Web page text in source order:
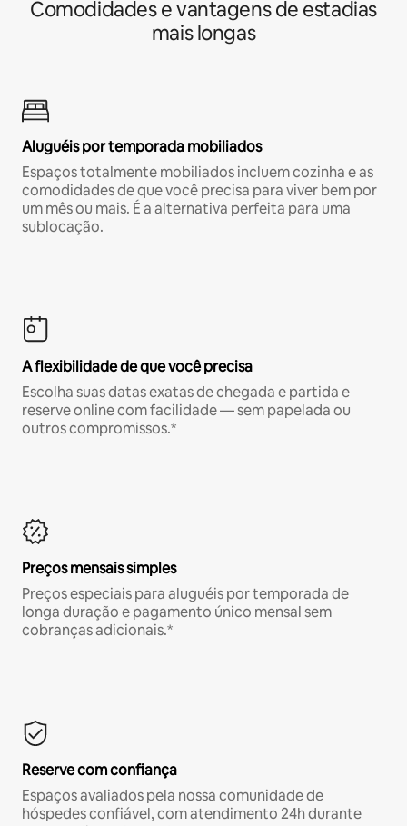
Comodidades e vantagens de estadias
mais longas
Aluguéis por temporada mobiliados
Espaços totalmente mobiliados incluem cozinha e as
comodidades de que você precisa para viver bem por
um mês ou mais. É a alternativa perfeita para uma
sublocação.
A flexibilidade de que você precisa
Escolha suas datas exatas de chegada e partida e
reserve online com facilidade — sem papelada ou
outros compromissos.*
Preços mensais simples
Preços especiais para aluguéis por temporada de
longa duração e pagamento único mensal sem
cobranças adicionais.*
Reserve com confiança
Espaços avaliados pela nossa comunidade de
hóspedes confiável, com atendimento 24h durante